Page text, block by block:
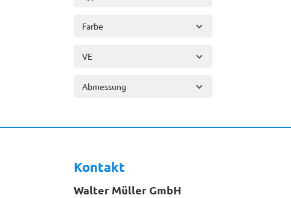
Farbe
VE
Abmessung
Kontakt
Walter Müller GmbH